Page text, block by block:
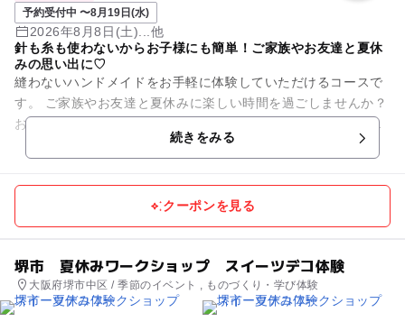
予約受付中 〜8月19日(水)
2026年8月8日(土)...他
針も糸も使わないからお子様にも簡単！ご家族やお友達と夏休
みの思い出に♡
縫わないハンドメイドをお手軽に体験していただけるコースで
す。 ご家族やお友達と夏休みに楽しい時間を過ごしませんか？
お好きなくまちゃんにドレスや小物をデコレーションして、オ
続きをみる
クーポンを見る
堺市 夏休みワークショップ スイーツデコ体験
大阪府堺市中区 / 季節のイベント , ものづくり・学び体験